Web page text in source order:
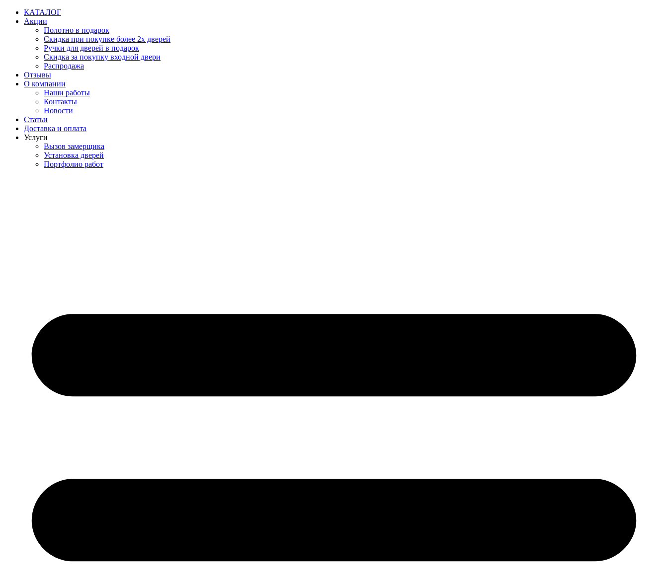
Перейти
содержимому
КАТАЛОГ
Акции
Полотно в подарок
Скидка при покупке более 2х дверей
Ручки для дверей в подарок
Скидка за покупку входной двери
Распродажа
Отзывы
О компании
Наши работы
Контакты
Новости
Статьи
Доставка и оплата
Услуги
Вызов замерщика
Установка дверей
Портфолио работ